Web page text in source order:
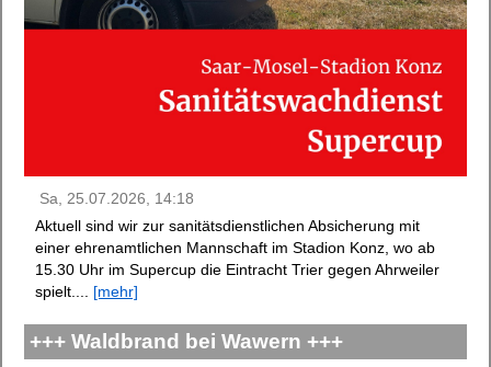
Sa, 25.07.2026, 14:18
Aktuell sind wir zur sanitätsdienstlichen Absicherung mit
einer ehrenamtlichen Mannschaft im Stadion Konz, wo ab
15.30 Uhr im Supercup die Eintracht Trier gegen Ahrweiler
spielt.... [mehr]
+++ Waldbrand bei Wawern +++